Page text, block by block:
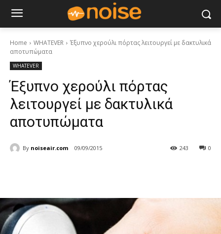
Home WHATEVER
Έξυπνο χερούλι πόρτας λειτουργεί με δακτυλικά
αποτυπώματα
WHATEVER
Έξυπνο χερούλι πόρτας
λειτουργεί με δακτυλικά
αποτυπώματα
By noiseair.com 09/09/2015 0
243